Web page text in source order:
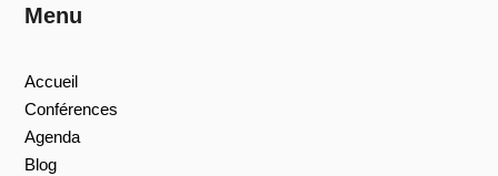
Menu
Accueil
Conférences
Agenda
Blog